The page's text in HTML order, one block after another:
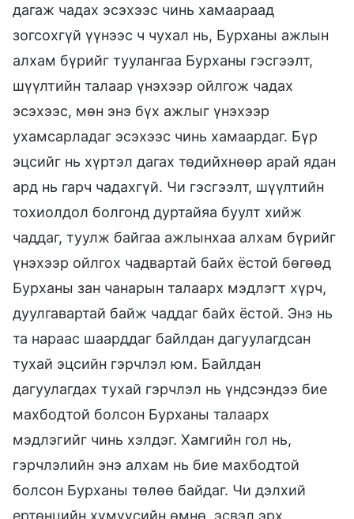
дагаж чадах эсэхээс чинь хамаараад
зогсохгүй үүнээс ч чухал нь, Бурханы ажлын
алхам бүрийг туулангаа Бурханы гэсгээлт,
шүүлтийн талаар үнэхээр ойлгож чадах
эсэхээс, мөн энэ бүх ажлыг үнэхээр
ухамсарладаг эсэхээс чинь хамаардаг. Бүр
эцсийг нь хүртэл дагах төдийхнөөр арай ядан
ард нь гарч чадахгүй. Чи гэсгээлт, шүүлтийн
тохиолдол болгонд дуртайяа буулт хийж
чаддаг, туулж байгаа ажлынхаа алхам бүрийг
үнэхээр ойлгох чадвартай байх ёстой бөгөөд
Бурханы зан чанарын талаарх мэдлэгт хүрч,
дуулгавартай байж чаддаг байх ёстой. Энэ нь
та нараас шаарддаг байлдан дагуулагдсан
тухай эцсийн гэрчлэл юм. Байлдан
дагуулагдах тухай гэрчлэл нь үндсэндээ бие
махбодтой болсон Бурханы талаарх
мэдлэгийг чинь хэлдэг. Хамгийн гол нь,
гэрчлэлийн энэ алхам нь бие махбодтой
болсон Бурханы төлөө байдаг. Чи дэлхий
ертөнцийн хүмүүсийн өмнө, эсвэл эрх